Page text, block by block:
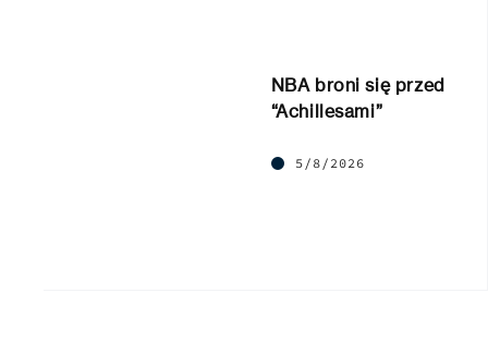
NBA broni się przed
“Achillesami”
5/8/2026